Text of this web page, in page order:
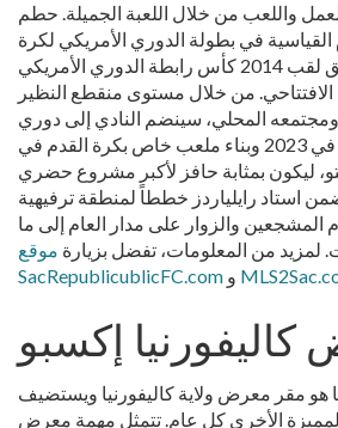
واللعب من خلال اللعبة الجميلة. حطم
القياسية في بطولة الدوري الأمريكي لكرة
القدم الأمريكية، وحقق لقب 2014 كأس رابطة الدوري الأمريكي
من خلال مستوى منقطع النظير
المحلي، سينضم النادي إلى دوري
كرة القدم الرئيسي في 2023 وبناء ملعب خاص بكرة القدم في
ليكون بمثابة حافز لأكبر مشروع حضري
استاد رايلياردز خططاً لمنطقة ترفيهية
المشجعين والزوار على مدار العام إلى ما
لمزيد من المعلومات، تفضل بزيارة موقع
SacRepublicublicFC.com
إكسبو
هو مقر معرض ولاية كاليفورنيا ويستضيف
الأخرى كل عام. تتمثل مهمة معرض